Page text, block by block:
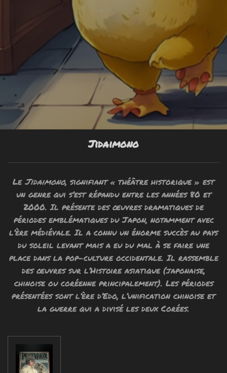
Jidaimono
Le Jidaimono, signifiant « théâtre historique » est
un genre qui s’est répandu entre les années 80 et
2000. Il présente des œuvres dramatiques de
périodes emblématiques du Japon, notamment avec
l’ère médiévale. Il a connu un énorme succès au pays
du soleil levant mais a eu du mal à se faire une
place dans la pop-culture occidentale. Il rassemble
des œuvres sur l’Histoire asiatique (japonaise,
chinoise ou coréenne principalement). Les périodes
présentées sont l’ère d’Edo, l’unification chinoise et
la guerre qui a divisé les deux Corées.